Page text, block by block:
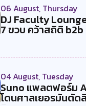
06 August, Thursday
DJ Faculty
7 ขวบ คว้าสถิติ b2b
04 August, Tuesday
Suno แพลตฟอร์ม
โดนศาลเยอรมันตัด